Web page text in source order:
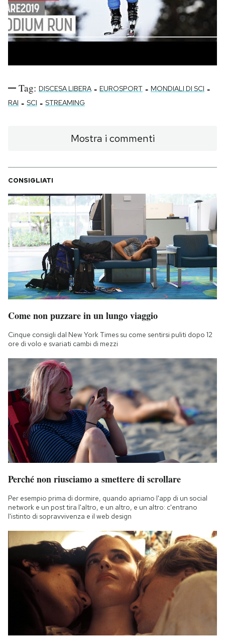
Tag: DISCESA LIBERA - EUROSPORT - MONDIALI DI SCI -
RAI - SCI - STREAMING
Mostra i commenti
CONSIGLIATI
Come non puzzare in un lungo viaggio
Cinque consigli dal New York Times su come sentirsi puliti dopo 12
ore di volo e svariati cambi di mezzi
Perché non riusciamo a smettere di scrollare
Per esempio prima di dormire, quando apriamo l'app di un social
network e un post tira l'altro, e un altro, e un altro: c'entrano
l'istinto di sopravvivenza e il web design